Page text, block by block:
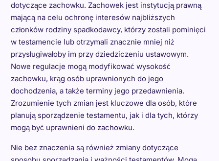
dotyczące zachowku. Zachowek jest instytucją prawną
mającą na celu ochronę interesów najbliższych
członków rodziny spadkodawcy, którzy zostali pominięci
w testamencie lub otrzymali znacznie mniej niż
przysługiwałoby im przy dziedziczeniu ustawowym.
Nowe regulacje mogą modyfikować wysokość
zachowku, krąg osób uprawnionych do jego
dochodzenia, a także terminy jego przedawnienia.
Zrozumienie tych zmian jest kluczowe dla osób, które
planują sporządzenie testamentu, jak i dla tych, którzy
mogą być uprawnieni do zachowku.
Nie bez znaczenia są również zmiany dotyczące